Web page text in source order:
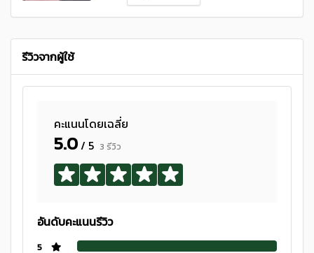
รีวิวจากผู้ใช้
คะแนนโดยเฉลี่ย
5.0/ 5 3 รีวิว
อันดับคะแนนรีวิว
5